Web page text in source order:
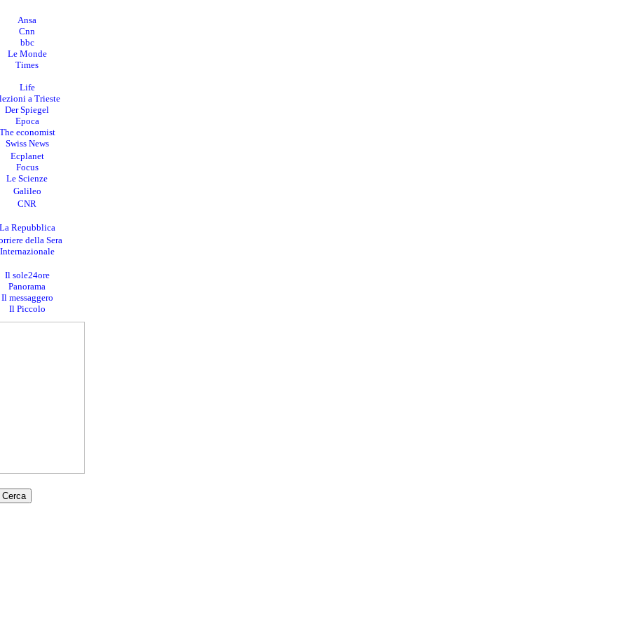
Ansa
Cnn
bbc
Le Monde
Times
Life
a Trieste
Der Spiegel
Epoca
economist
Swiss News
Ecplanet
Focus
Le Scienze
Galileo
CNR
Repubblica
della Sera
Internazionale
Il sole24ore
Panorama
Il messaggero
Il Piccolo